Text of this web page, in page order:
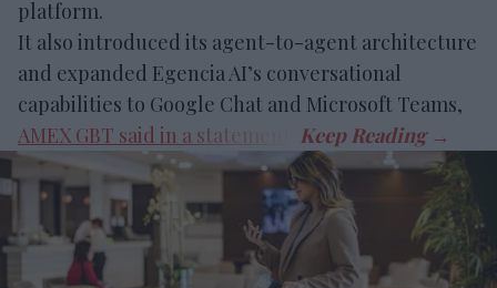
platform.
It also introduced its agent-to-agent architecture
and expanded Egencia AI’s conversational
capabilities to Google Chat and Microsoft Teams,
AMEX GBT said in a statement